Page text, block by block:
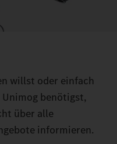
willst oder einfach
benötigst,
über alle
informieren.